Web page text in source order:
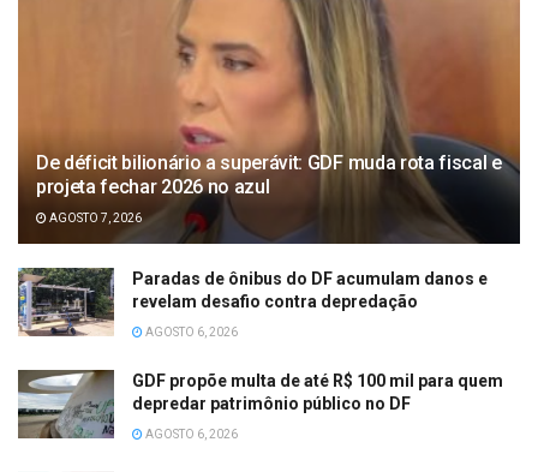
De déficit bilionário a superávit: GDF muda rota fiscal e
projeta fechar 2026 no azul
AGOSTO 7, 2026
Paradas de ônibus do DF acumulam danos e
revelam desafio contra depredação
AGOSTO 6, 2026
GDF propõe multa de até R$ 100 mil para quem
depredar patrimônio público no DF
AGOSTO 6, 2026